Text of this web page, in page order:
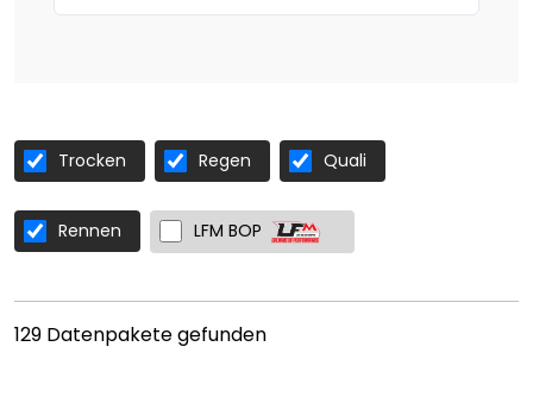
Trocken Regen Quali
Rennen LFM BOP
129 Datenpakete gefunden